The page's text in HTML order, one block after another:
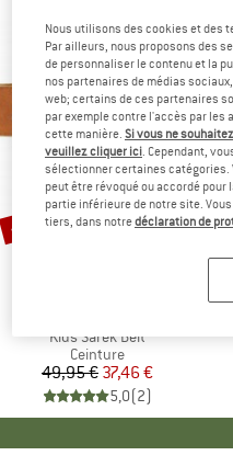
Article
Kids Sarek Belt
Product group
Ceinture
Prix
49,95 €Prix réduit
37,46 €
5,0(2)
Remise
-25 %
Nous utilisons des cookies et des
Par ailleurs, nous proposons des
de personnaliser le contenu et la
nos partenaires de médias
web; certains de ces partenaires
par exemple contre l'accès par les
cette manière. Si vous ne
veuillez cliquer ici. Cependant,
sélectionner certaines catégories.
peut être révoqué ou accordé
partie inférieure de notre site.
tiers, dans notredéclaration de